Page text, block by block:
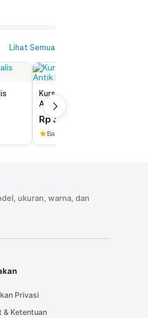
Lihat Semua
Kursi Kerja Kantor Direktur
Antik Kayu Jati
Rp3.500.000
★ Baru
ukuran, warna, dan
Privasi
& Ketentuan